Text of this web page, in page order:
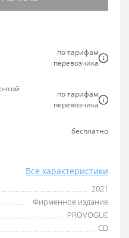
Все характеристики
2021
Фирменное издание
PROVOGUE
CD
по тарифам
перевозчика
по тарифам
перевозчика
бесплатно